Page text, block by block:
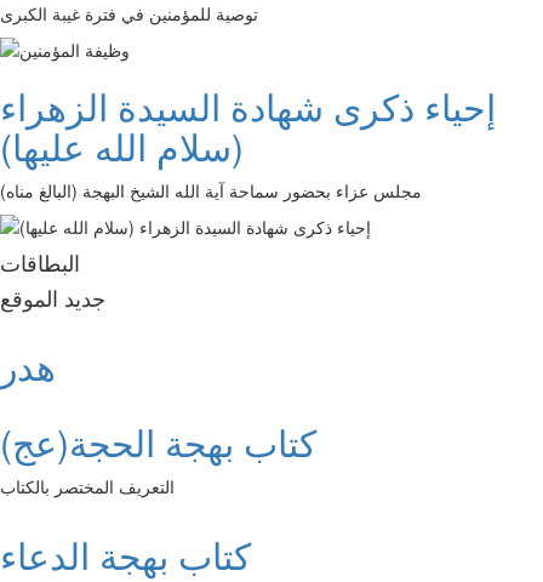
توصية للمؤمنين في فترة غيبة الكبرى
إحياء ذكرى شهادة السيدة الزهراء
(سلام الله عليها)
مجلس عزاء بحضور سماحة آية الله الشيخ البهجة (البالغ مناه)
البطاقات
جديد الموقع
هدر
كتاب بهجة الحجة(عج)
التعريف المختصر بالكتاب
كتاب بهجة الدعاء